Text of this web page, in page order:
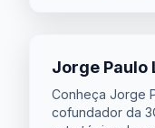
Jorge Paulo
Conheça Jorge
cofundador da